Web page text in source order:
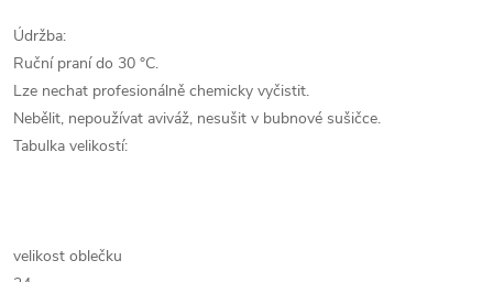
Údržba:
Ruční praní do 30 °C.
Lze nechat profesionálně chemicky vyčistit.
Nebělit, nepoužívat aviváž, nesušit v bubnové sušičce.
Tabulka velikostí:
velikost oblečku